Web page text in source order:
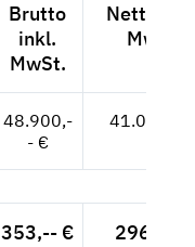
Brutto
inkl.
MwSt.
Netto
MwSt.
48.900,-
- €
41.092,--
353,-- € 296,64 €